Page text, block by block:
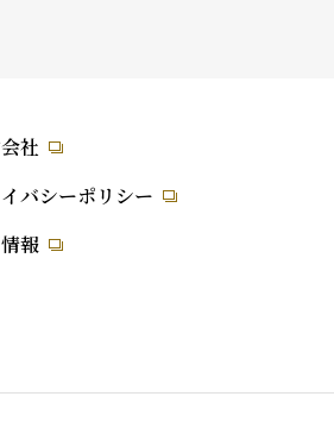
社
バシーポリシー
報